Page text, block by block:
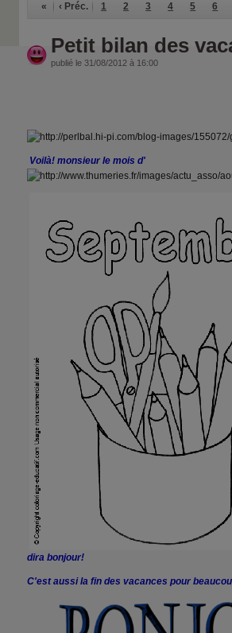
« ‹ Préc. 1 2 3 4 5 6
Petit bilan des
publié le 31/08/2012 à 16:00
Voilà! monsieur le mois d'
dira bonjour!
C'est aussi la fin des vacances pour